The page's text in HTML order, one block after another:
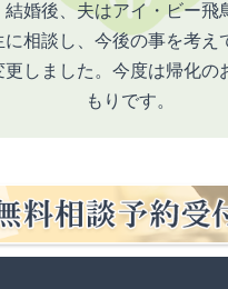
結婚後、夫はアイ・ビー飛
に相談し、今後の事を考え
更しました。今度は帰化の
もりです。